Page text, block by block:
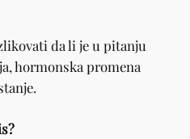
da li je u pitanju
hormonska promena